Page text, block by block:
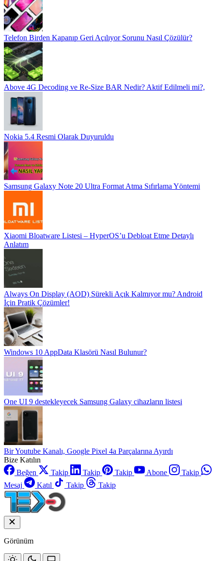
Telefon Birden Kapanıp Geri Açılıyor Sorunu Nasıl Çözülür?
Above 4G Decoding ve Re-Size BAR Nedir? Aktif Edilmeli mi?,
Nokia 5.4 Resmi Olarak Duyuruldu
Samsung Galaxy Note 20 Ultra Format Atma Sıfırlama Yöntemi
Xiaomi Bloatware Listesi – HyperOS’u Debloat Etme Detaylı
Anlatım
Always On Display (AOD) Sürekli Açık Kalmıyor mu? Android
İçin Pratik Çözümler!
Windows 10 AppData Klasörü Nasıl Bulunur?
One UI 9 destekleyecek Samsung Galaxy cihazların listesi
Bir Youtube Kanalı, Google Pixel 4a Parçalarına Ayırdı
Bize Katılın
Beğen
Takip Takip Takip Abone
Takip
Mesaj
Katıl Takip Takip
Görünüm